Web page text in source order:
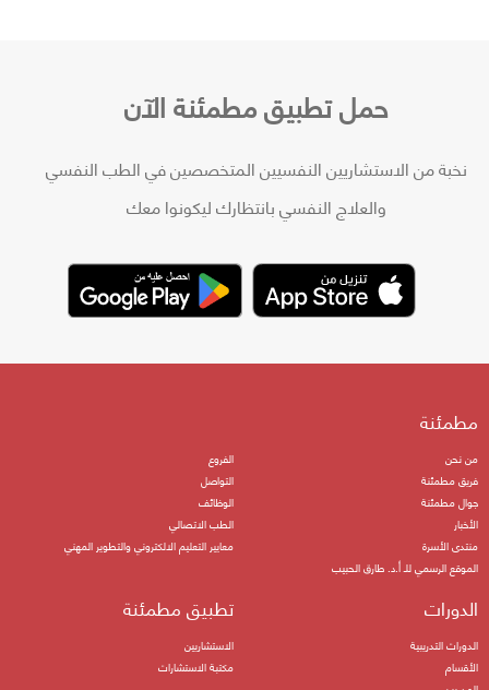
حمل تطبيق مطمئنة الآن
نخبة من الاستشاريين النفسيين المتخصصين في الطب النفسي
والعلاج النفسي بانتظارك ليكونوا معك
مطمئنة
من نحن
فريق مطمئنة
جوال مطمئنة
الأخبار
منتدى الأسرة
الموقع الرسمي للـ أ.د. طارق الحبيب
الفروع
التواصل
الوظائف
الطب الاتصالي
معايير التعليم الالكتروني والتطوير المهني
الدورات
الدورات التدريبية
الأقسام
تطبيق مطمئنة
الاستشاريين
مكتبة الاستشارات